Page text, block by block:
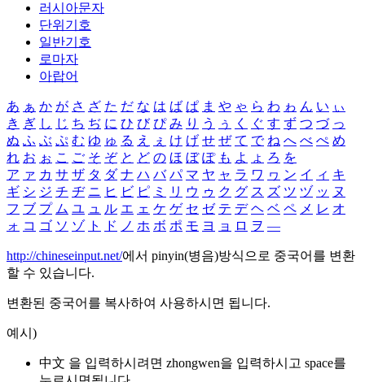
러시아문자
단위기호
일반기호
로마자
아랍어
あ ぁ か が さ ざ た だ な は ば ぱ ま や ゃ ら わ ゎ ん い ぃ
き ぎ し じ ち ぢ に ひ び ぴ み り う ぅ く ぐ す ず つ づ っ
ぬ ふ ぶ ぷ む ゆ ゅ る え ぇ け げ せ ぜ て で ね へ べ ぺ め
れ お ぉ こ ご そ ぞ と ど の ほ ぼ ぽ も よ ょ ろ を
ア ァ カ サ ザ タ ダ ナ ハ バ パ マ ヤ ャ ラ ワ ヮ ン イ ィ キ
ギ シ ジ チ ヂ ニ ヒ ビ ピ ミ リ ウ ゥ ク グ ス ズ ツ ヅ ッ ヌ
フ ブ プ ム ユ ュ ル エ ェ ケ ゲ セ ゼ テ デ ヘ ベ ペ メ レ オ
ォ コ ゴ ソ ゾ ト ド ノ ホ ボ ポ モ ヨ ョ ロ ヲ ―
http://chineseinput.net/에서 pinyin(병음)방식으로 중국어를 변환
할 수 있습니다.
변환된 중국어를 복사하여 사용하시면 됩니다.
예시)
中文 을 입력하시려면 zhongwen을 입력하시고 space를